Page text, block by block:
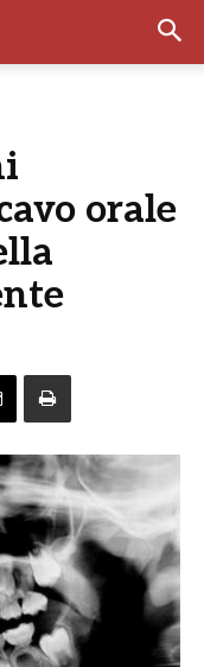
orale